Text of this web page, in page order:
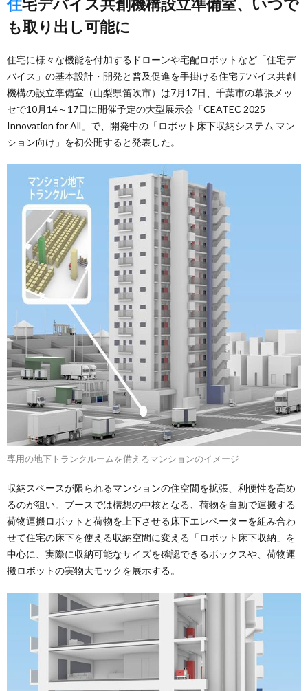
も取り出し可能に
住宅に様々な機能を付加するドローンや宅配ロボットなど「住宅デ
バイス」の基本設計・開発と普及促進を手掛ける住宅デバイス共創
機構の設立準備室（山梨県笛吹市）は7月17日、千葉市の幕張メッ
セで10月14～17日に開催予定の大型展示会「CEATEC 2025
Innovation for All」で、開発中の「ロボット床下収納システム マン
ション向け」を初公開すると発表した。
専用の地下トランクルームを備えるマンションのイメージ
収納スペースが限られるマンションの住空間を拡張、利便性を高め
るのが狙い。ブースでは構想の中核となる、荷物を自動で運搬する
荷物運搬ロボットと荷物を上下させる床下エレベーターを組み合わ
せて住宅の床下を使える収納空間に変える「ロボット床下収納」を
中心に、実際に収納可能なサイズを確認できるボックスや、荷物運
搬ロボットの実物大モックを展示する。